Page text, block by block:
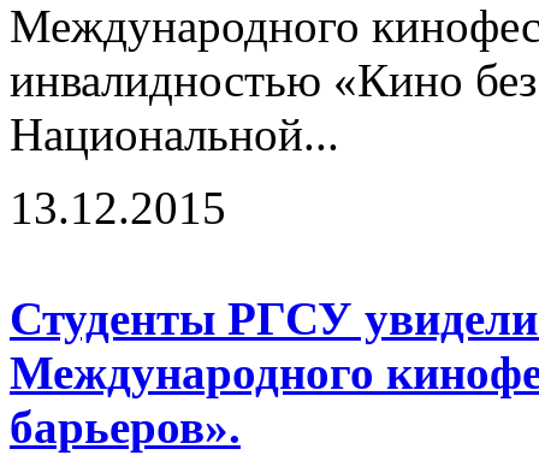
Международного
инвалидностью «Кино
Национальной...
13.12.2015
Студенты РГСУ
Международного
барьеров».